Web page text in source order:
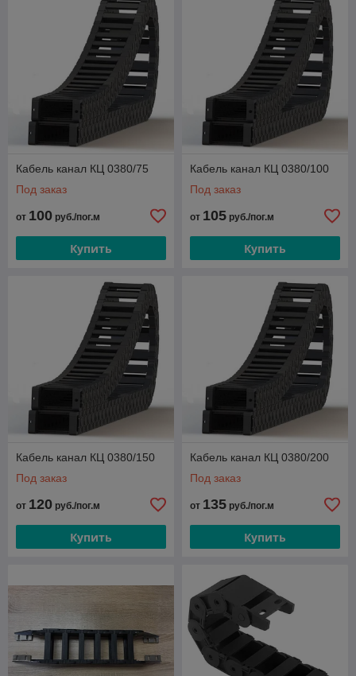
Кабель канал КЦ 0380/75
Под заказ
от 100 руб./пог.м
Купить
Кабель канал КЦ 0380/100
Под заказ
от 105 руб./пог.м
Купить
Кабель канал КЦ 0380/150
Под заказ
от 120 руб./пог.м
Купить
Кабель канал КЦ 0380/200
Под заказ
от 135 руб./пог.м
Купить